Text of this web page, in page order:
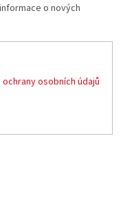
o nových
osobních údajů